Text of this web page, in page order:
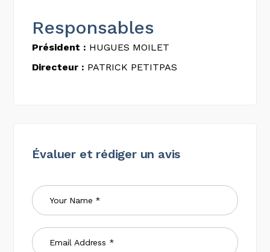
Responsables
Président : HUGUES MOILET
Directeur : PATRICK PETITPAS
Évaluer et rédiger un avis